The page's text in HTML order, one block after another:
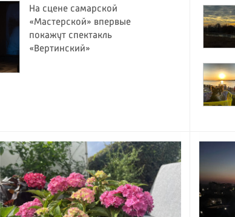
На сцене самарской
«Мастерской» впервые
покажут спектакль
«Вертинский»